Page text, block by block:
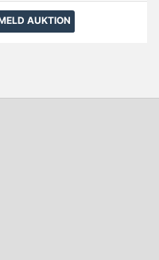
AUKTION